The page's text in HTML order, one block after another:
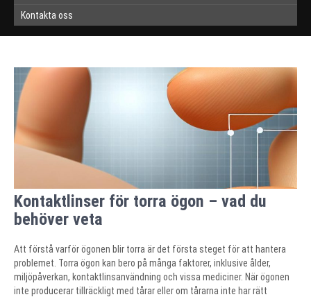
Kontakta oss
Kontaktlinser för torra ögon – vad du
behöver veta
Att förstå varför ögonen blir torra är det första steget för att hantera
problemet. Torra ögon kan bero på många faktorer, inklusive ålder,
miljöpåverkan, kontaktlinsanvändning och vissa mediciner. När ögonen
inte producerar tillräckligt med tårar eller om tårarna inte har rätt